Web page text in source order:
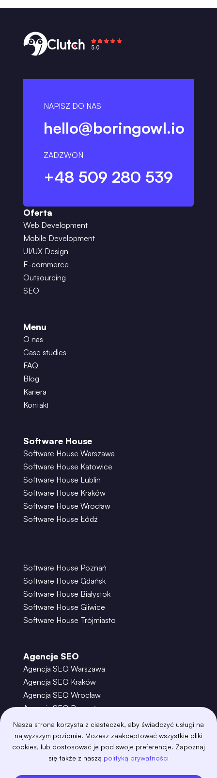
Nasza strona korzysta z ciasteczek, aby świadczyć usługi na
najwyższym poziomie. Możesz zaakceptować wszystkie pliki
cookies, lub dostosować je pod swoje preferencje. Zapoznaj
się także z naszą polityką prywatności
NAPISZ DO NAS
hello@boringowl.io
ZADZWOŃ
+48 509 280 539
Oferta
Web Development
Mobile Development
UI/UX Design
E-commerce
Outsourcing
SEO
Menu
O nas
Case studies
FAQ
Blog
Kariera
Kontakt
Software House
Software House Warszawa
Software House Katowice
Software House Lublin
Software House Kraków
Software House Wrocław
Software House Łódź
Software House Poznań
Software House Gdańsk
Software House Białystok
Software House Gliwice
Software House Trójmiasto
Agencje SEO
Agencja SEO Warszawa
Agencja SEO Kraków
Agencja SEO Wrocław
Agencja SEO Poznań
Agencja SEO Gdańsk
Agencja SEO Toruń